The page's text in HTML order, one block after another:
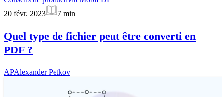
20 févr. 2023
7 min
Quel type de fichier peut être converti en
PDF ?
APAlexander Petkov